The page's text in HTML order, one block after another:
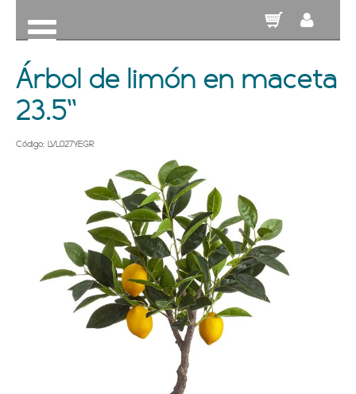
Árbol de limón en maceta
23.5''
Código: LVL027YEGR